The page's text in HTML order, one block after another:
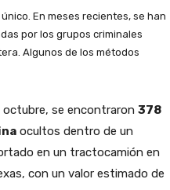
En meses recientes, se han
por los grupos criminales
Algunos de los métodos
octubre, se encontraron 378
ocultos dentro de un
en un tractocamión en
con un valor estimado de